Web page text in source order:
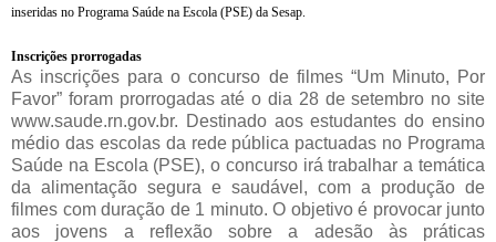
inseridas no Programa Saúde na Escola (PSE) da Sesap.
Inscrições prorrogadas
As inscrições para o concurso de filmes “Um Minuto, Por
Favor” foram prorrogadas até o dia 28 de setembro no site
www.saude.rn.gov.br. Destinado aos estudantes do ensino
médio das escolas da rede pública pactuadas no Programa
Saúde na Escola (PSE), o concurso irá trabalhar a temática
da alimentação segura e saudável, com a produção de
filmes com duração de 1 minuto. O objetivo é provocar junto
aos jovens a reflexão sobre a adesão às práticas